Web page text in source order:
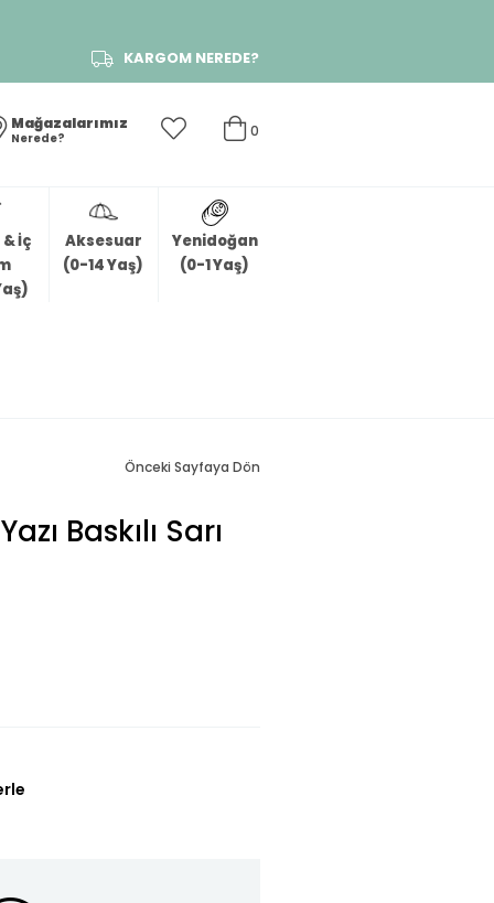
KARGOM NEREDE?
0
Mağazalarımız
Nerede?
İç
Aksesuar
(0-14 Yaş)
Yenidoğan
(0-1 Yaş)
Önceki Sayfaya Dön
Baskılı Sarı